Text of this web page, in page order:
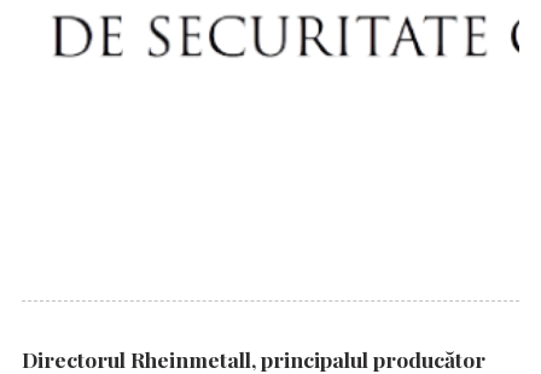
Directorul Rheinmetall, principalul producător